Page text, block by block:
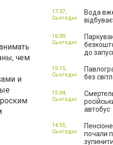
чем
и
Вода
17:37,
Сьогодні
до
16:00,
Сьогодні
без
15:15,
Сьогодні
автобус
15:04,
Сьогодні
почали
14:55,
Сьогодні